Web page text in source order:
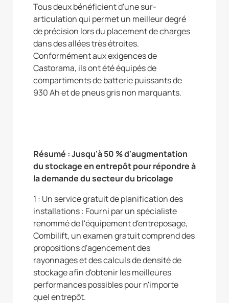
Tous deux bénéficient d'une sur-
articulation qui permet un meilleur degré
de précision lors du placement de charges
dans des allées très étroites.
Conformément aux exigences de
Castorama, ils ont été équipés de
compartiments de batterie puissants de
930 Ah et de pneus gris non marquants.
Résumé : Jusqu'à 50 % d'augmentation
du stockage en entrepôt pour répondre à
la demande du secteur du bricolage
1 : Un service gratuit de planification des
installations : Fourni par un spécialiste
renommé de l'équipement d'entreposage,
Combilift, un examen gratuit comprend des
propositions d'agencement des
rayonnages et des calculs de densité de
stockage afin d'obtenir les meilleures
performances possibles pour n'importe
quel entrepôt.